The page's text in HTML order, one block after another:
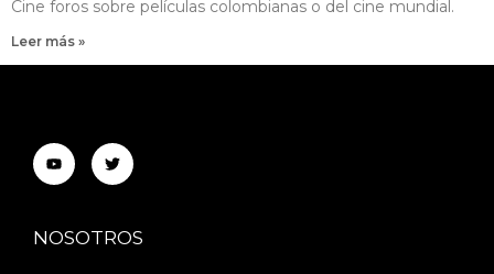
Cine foros sobre películas colombianas o del cine mundial.
Leer más »
NOSOTROS